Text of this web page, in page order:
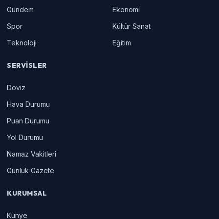
Gündem
Ekonomi
Spor
Kültür Sanat
Teknoloji
Eğitim
SERVISLER
Doviz
Hava Durumu
Puan Durumu
Yol Durumu
Namaz Vakitleri
Gunluk Gazete
KURUMSAL
Künye